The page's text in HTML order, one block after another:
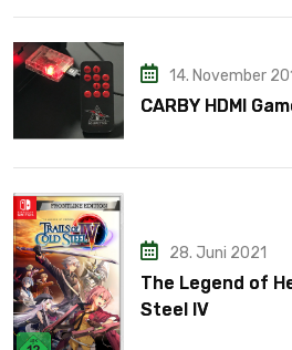
14. November
CARBY HDMI
28. Juni 2021
The Legend of
Steel IV